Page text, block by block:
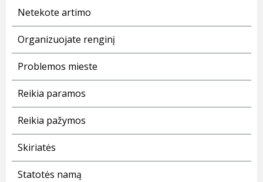
Netekote artimo
Organizuojate renginį
Problemos mieste
Reikia paramos
Reikia pažymos
Skiriatės
Statotės namą